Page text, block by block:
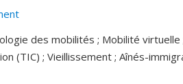
des mobilités ; Mobilité
(TIC) ; Vieillissement ; Aînés-